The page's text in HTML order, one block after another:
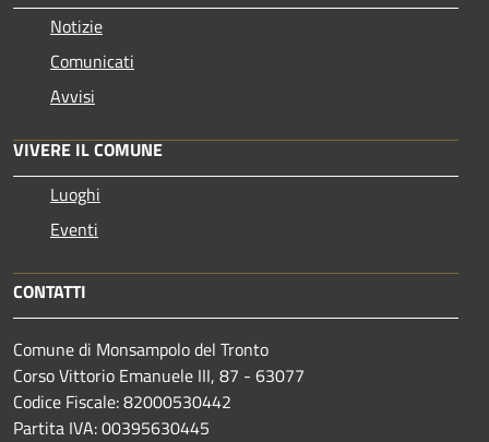
Notizie
Comunicati
Avvisi
VIVERE IL COMUNE
Luoghi
Eventi
CONTATTI
Comune di Monsampolo del Tronto
Corso Vittorio Emanuele III, 87 - 63077
Codice Fiscale: 82000530442
Partita IVA: 00395630445